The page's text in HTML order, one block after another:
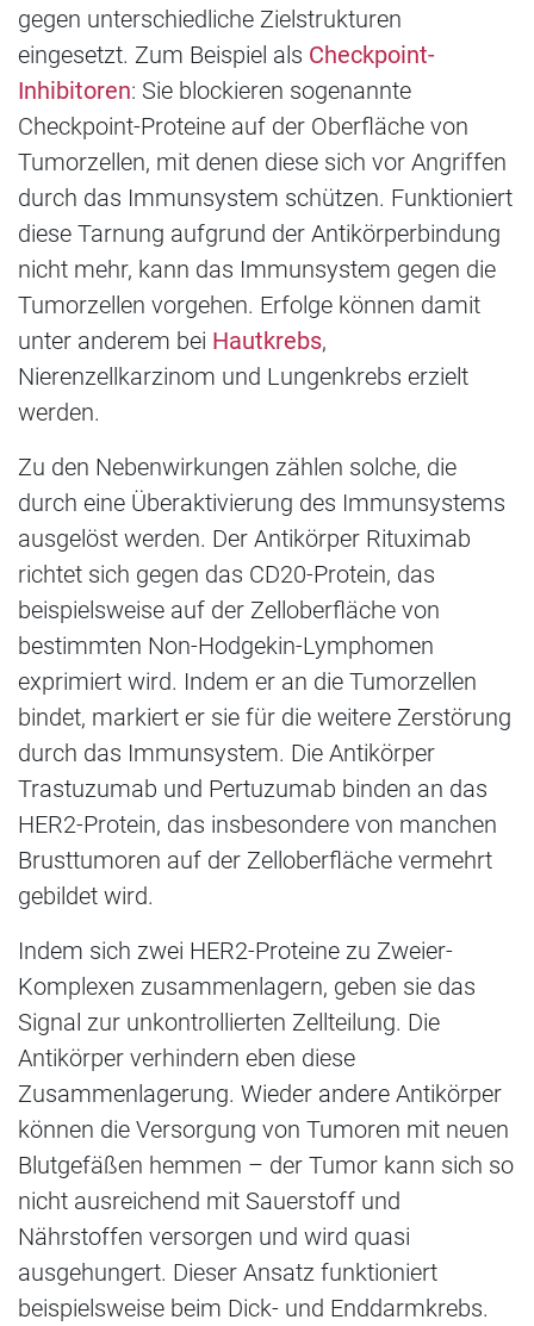
gegen unterschiedliche Zielstrukturen
eingesetzt. Zum Beispiel als Checkpoint-
Inhibitoren: Sie blockieren sogenannte
Checkpoint-Proteine auf der Oberfläche von
Tumorzellen, mit denen diese sich vor Angriffen
durch das Immunsystem schützen. Funktioniert
diese Tarnung aufgrund der Antikörperbindung
nicht mehr, kann das Immunsystem gegen die
Tumorzellen vorgehen. Erfolge können damit
unter anderem bei Hautkrebs,
Nierenzellkarzinom und Lungenkrebs erzielt
werden.
Zu den Nebenwirkungen zählen solche, die
durch eine Überaktivierung des Immunsystems
ausgelöst werden. Der Antikörper Rituximab
richtet sich gegen das CD20-Protein, das
beispielsweise auf der Zelloberfläche von
bestimmten Non-Hodgekin-Lymphomen
exprimiert wird. Indem er an die Tumorzellen
bindet, markiert er sie für die weitere Zerstörung
durch das Immunsystem. Die Antikörper
Trastuzumab und Pertuzumab binden an das
HER2-Protein, das insbesondere von manchen
Brusttumoren auf der Zelloberfläche vermehrt
gebildet wird.
Indem sich zwei HER2-Proteine zu Zweier-
Komplexen zusammenlagern, geben sie das
Signal zur unkontrollierten Zellteilung. Die
Antikörper verhindern eben diese
Zusammenlagerung. Wieder andere Antikörper
können die Versorgung von Tumoren mit neuen
Blutgefäßen hemmen – der Tumor kann sich so
nicht ausreichend mit Sauerstoff und
Nährstoffen versorgen und wird quasi
ausgehungert. Dieser Ansatz funktioniert
beispielsweise beim Dick- und Enddarmkrebs.